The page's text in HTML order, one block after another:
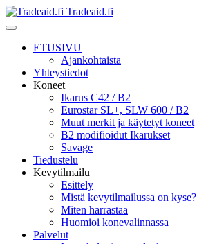
Tradeaid.fi
ETUSIVU
Ajankohtaista
Yhteystiedot
Koneet
Ikarus C42 / B2
Eurostar SL+, SLW 600 / B2
Muut merkit ja käytetyt koneet
B2 modifioidut Ikarukset
Savage
Tiedustelu
Kevytilmailu
Esittely
Mistä kevytilmailussa on kyse?
Miten harrastaa
Huomioi konevalinnassa
Palvelut